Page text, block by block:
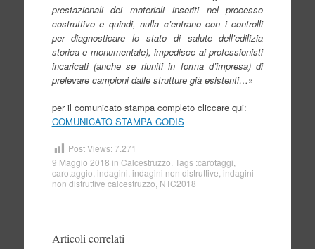
prestazionali dei materiali inseriti nel processo
costruttivo e quindi, nulla c’entrano con i controlli
per diagnosticare lo stato di salute dell’edilizia
storica e monumentale), impedisce ai professionisti
incaricati (anche se riuniti in forma d’impresa) di
prelevare campioni dalle strutture già esistenti…»
per il comunicato stampa completo cliccare qui:
COMUNICATO STAMPA CODIS
Post Views: 7.271
9 Maggio 2018 in Calcestruzzo . Tags :carotaggi
carotaggio indagini indagini non distruttive indagini
non distruttive calcestruzzo NTC2018
Articoli correlati